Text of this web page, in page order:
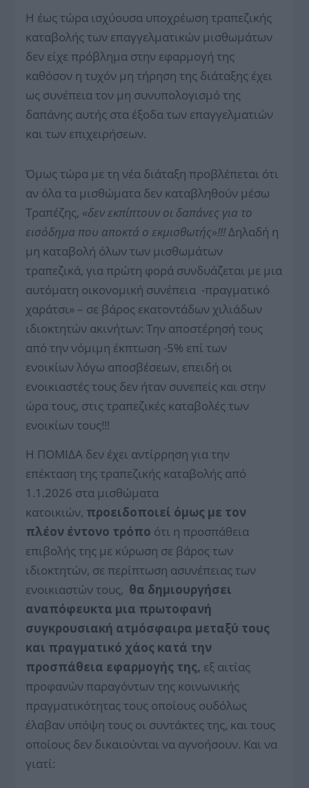
H έως τώρα ισχύουσα υποχρέωση τραπεζικής
καταβολής των επαγγελματικών μισθωμάτων
δεν είχε πρόβλημα στην εφαρμογή της
καθόσον η τυχόν μη τήρηση της διάταξης έχει
ως συνέπεια τον μη συνυπολογισμό της
δαπάνης αυτής στα έξοδα των επαγγελματιών
και των επιχειρήσεων.
Όμως τώρα με τη νέα διάταξη προβλέπεται ότι
αν όλα τα μισθώματα δεν καταβληθούν μέσω
Τραπέζης, «δεν εκπίπτουν οι δαπάνες για το
εισόδημα που αποκτά ο εκμισθωτής»!!! Δηλαδή η
μη καταβολή όλων των μισθωμάτων
τραπεζικά, για πρώτη φορά συνδυάζεται με μια
αυτόματη οικονομική συνέπεια -πραγματικό
χαράτσι» – σε βάρος εκατοντάδων χιλιάδων
ιδιοκτητών ακινήτων:Την αποστέρησή τους
από την νόμιμη έκπτωση -5% επί των
ενοικίων λόγω αποσβέσεων, επειδή οι
ενοικιαστές τους δεν ήταν συνεπείς και στην
ώρα τους, στις τραπεζικές καταβολές των
ενοικίων τους!!!
H ΠΟΜΙΔΑ δεν έχει αντίρρηση για την
επέκταση της τραπεζικής καταβολής από
1.1.2026 στα μισθώματα
κατοικιών, προειδοποιεί όμως με τον
πλέον έντονο τρόπο ότι η προσπάθεια
επιβολής της με κύρωση σε βάρος των
ιδιοκτητών, σε περίπτωση ασυνέπειας των
ενοικιαστών τους, θα δημιουργήσει
αναπόφευκτα μια πρωτοφανή
συγκρουσιακή ατμόσφαιρα μεταξύ τους
και πραγματικό χάος κατά την
προσπάθεια εφαρμογής της, εξ αιτίας
προφανών παραγόντων της κοινωνικής
πραγματικότητας τους οποίους ουδόλως
έλαβαν υπόψη τους οι συντάκτες της, και τους
οποίους δεν δικαιούνται να αγνοήσουν. Και να
γιατί: